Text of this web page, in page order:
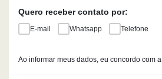
Quero receber contato por:
E-mail Whatsapp Telefone
Ao informar meus dados, eu concordo com a